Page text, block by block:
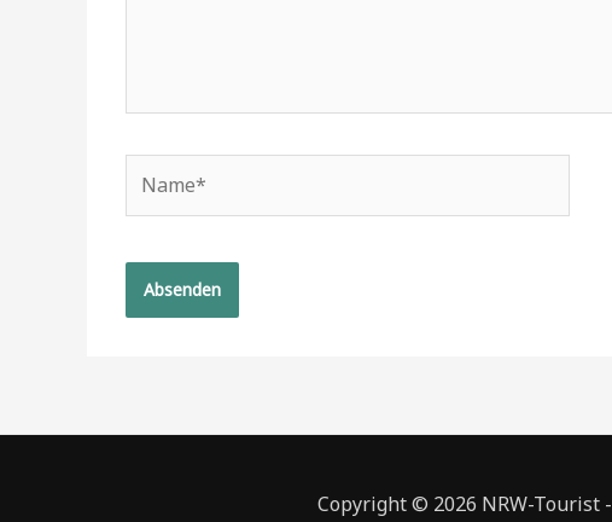
Copyright © 2026 NRW-Tourist